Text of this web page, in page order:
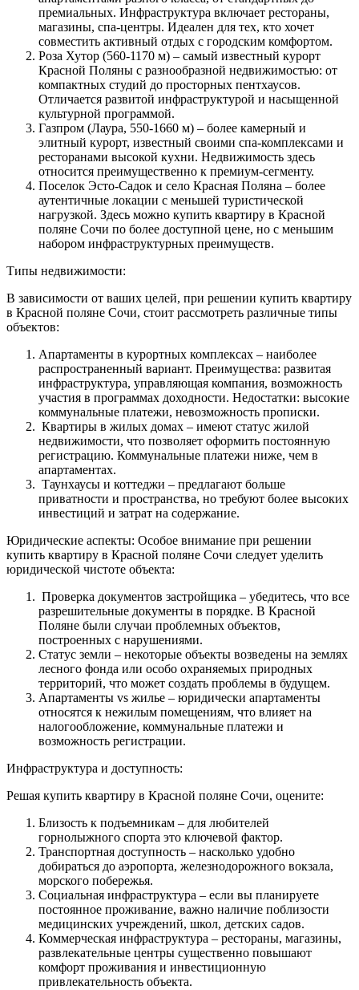
премиальных. Инфраструктура включает рестораны,
магазины, спа-центры. Идеален для тех, кто хочет
совместить активный отдых с городским комфортом.
Роза Хутор (560-1170 м) – самый известный курорт
Красной Поляны с разнообразной недвижимостью: от
компактных студий до просторных пентхаусов.
Отличается развитой инфраструктурой и насыщенной
культурной программой.
Газпром (Лаура, 550-1660 м) – более камерный и
элитный курорт, известный своими спа-комплексами и
ресторанами высокой кухни. Недвижимость здесь
относится преимущественно к премиум-сегменту.
Поселок Эсто-Садок и село Красная Поляна – более
аутентичные локации с меньшей туристической
нагрузкой. Здесь можно купить квартиру в Красной
поляне Сочи по более доступной цене, но с меньшим
набором инфраструктурных преимуществ.
Типы недвижимости:
В зависимости от ваших целей, при решении купить квартиру
в Красной поляне Сочи, стоит рассмотреть различные типы
объектов:
Апартаменты в курортных комплексах – наиболее
распространенный вариант. Преимущества: развитая
инфраструктура, управляющая компания, возможность
участия в программах доходности. Недостатки: высокие
коммунальные платежи, невозможность прописки.
Квартиры в жилых домах – имеют статус жилой
недвижимости, что позволяет оформить постоянную
регистрацию. Коммунальные платежи ниже, чем в
апартаментах.
Таунхаусы и коттеджи – предлагают больше
приватности и пространства, но требуют более высоких
инвестиций и затрат на содержание.
Юридические аспекты: Особое внимание при решении
купить квартиру в Красной поляне Сочи следует уделить
юридической чистоте объекта:
Проверка документов застройщика – убедитесь, что все
разрешительные документы в порядке. В Красной
Поляне были случаи проблемных объектов,
построенных с нарушениями.
Статус земли – некоторые объекты возведены на землях
лесного фонда или особо охраняемых природных
территорий, что может создать проблемы в будущем.
Апартаменты vs жилье – юридически апартаменты
относятся к нежилым помещениям, что влияет на
налогообложение, коммунальные платежи и
возможность регистрации.
Инфраструктура и доступность:
Решая купить квартиру в Красной поляне Сочи, оцените:
Близость к подъемникам – для любителей
горнолыжного спорта это ключевой фактор.
Транспортная доступность – насколько удобно
добираться до аэропорта, железнодорожного вокзала,
морского побережья.
Социальная инфраструктура – если вы планируете
постоянное проживание, важно наличие поблизости
медицинских учреждений, школ, детских садов.
Коммерческая инфраструктура – рестораны, магазины,
развлекательные центры существенно повышают
комфорт проживания и инвестиционную
привлекательность объекта.